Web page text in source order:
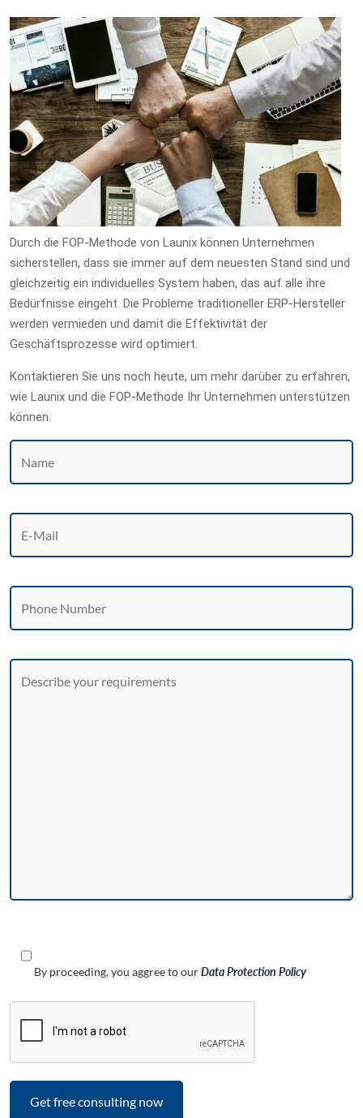
Durch die FOP-Methode von Launix können Unternehmen
sicherstellen, dass sie immer auf dem neuesten Stand sind und
gleichzeitig ein individuelles System haben, das auf alle ihre
Bedürfnisse eingeht. Die Probleme traditioneller ERP-Hersteller
werden vermieden und damit die Effektivität der
Geschäftsprozesse wird optimiert.
Kontaktieren Sie uns noch heute, um mehr darüber zu erfahren,
wie Launix und die FOP-Methode Ihr Unternehmen unterstützen
können.
By proceeding, you aggree to ourData Protection Policy